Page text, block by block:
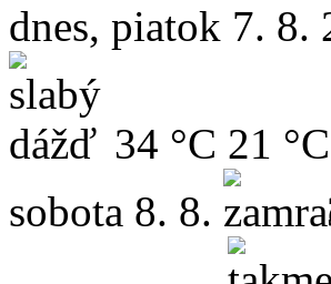
dnes, piatok 7. 8.
34 °C 21 °C
sobota 8. 8.